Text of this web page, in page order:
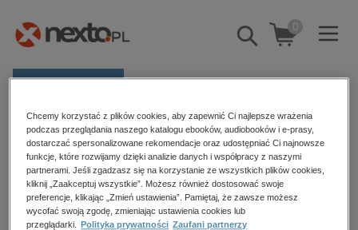
Pokaż/schowaj
wyszukiwarkę
0
Kategorie
Zobacz wszystkie E-prasa
budownictwo, aranżacja wnętrz
biznesowe, branżowe, gospodarka
Strona główna Edyta Całka
Edyta Całka
Chcemy korzystać z plików cookies, aby zapewnić Ci najlepsze wrażenia
podczas przeglądania naszego katalogu ebooków, audiobooków i e-prasy,
dostarczać spersonalizowane rekomendacje oraz udostępniać Ci najnowsze
funkcje, które rozwijamy dzięki analizie danych i współpracy z naszymi
partnerami. Jeśli zgadzasz się na korzystanie ze wszystkich plików cookies,
kliknij „Zaakceptuj wszystkie”. Możesz również dostosować swoje
preferencje, klikając „Zmień ustawienia”. Pamiętaj, że zawsze możesz
wycofać swoją zgodę, zmieniając ustawienia cookies lub
przeglądarki.
Polityka prywatności Zaufani partnerzy